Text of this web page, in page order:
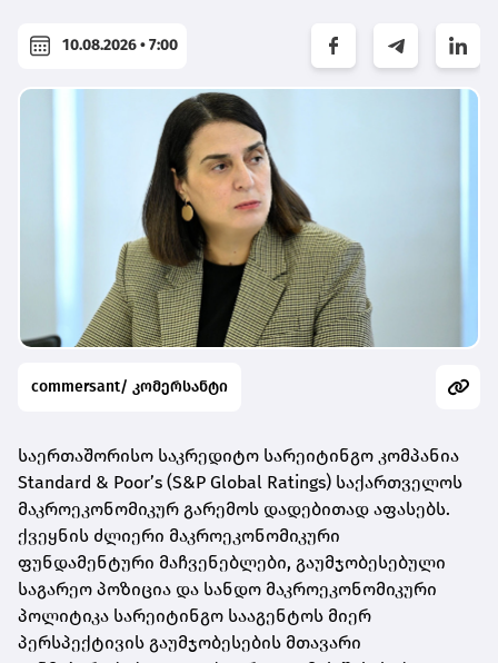
10.08.2026 • 7:00
commersant/ კომერსანტი
საერთაშორისო საკრედიტო სარეიტინგო კომპანია
Standard & Poor’s (S&P Global Ratings) საქართველოს
მაკროეკონომიკურ გარემოს დადებითად აფასებს.
ქვეყნის ძლიერი მაკროეკონომიკური
ფუნდამენტური მაჩვენებლები, გაუმჯობესებული
საგარეო პოზიცია და სანდო მაკროეკონომიკური
პოლიტიკა სარეიტინგო სააგენტოს მიერ
პერსპექტივის გაუმჯობესების მთავარი